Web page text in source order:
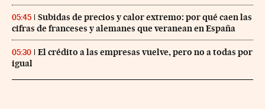
05:45
Subidas de precios y calor extremo: por qué caen las
cifras de franceses y alemanes que veranean en España
05:30
El crédito a las empresas vuelve, pero no a todas por
igual